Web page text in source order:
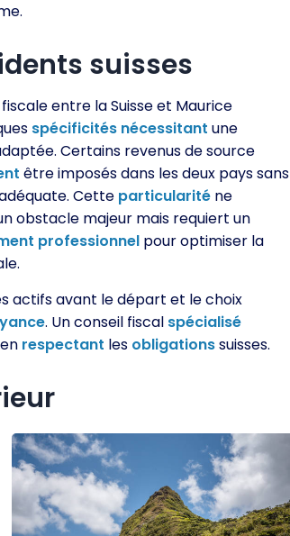
suisses
fiscale entre la Suisse et Maurice
spécificités nécessitant une
Certains revenus de source
être imposés dans les deux pays sans
Cette particularité ne
obstacle majeur mais requiert un
professionnel pour optimiser la
actifs avant le départ et le choix
. Un conseil fiscal spécialisé
respectant les obligationssuisses.